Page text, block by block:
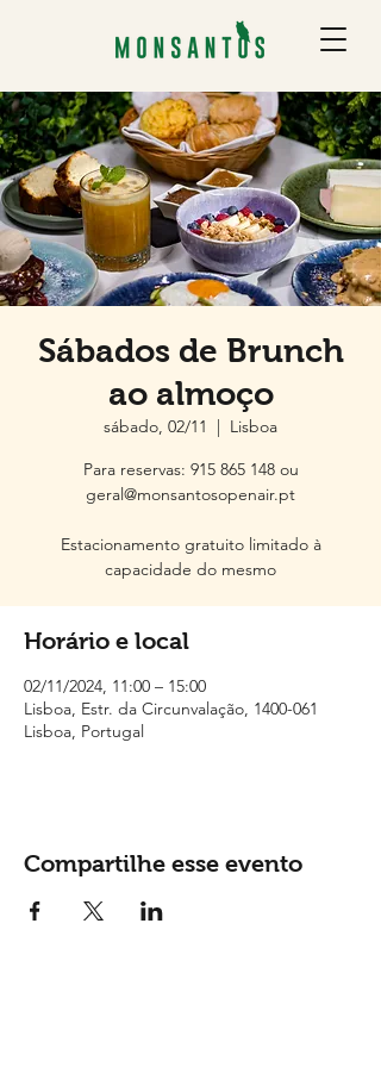
Sábados de Brunch
ao almoço
sábado, 02/11
  |
Lisboa
Para reservas: 915 865 148 ou
geral@monsantosopenair.pt
Estacionamento gratuito limitado à
capacidade do mesmo
Horário e local
02/11/2024, 11:00 – 15:00
Lisboa, Estr. da Circunvalação, 1400-061
Lisboa, Portugal
Compartilhe esse evento